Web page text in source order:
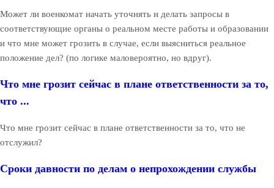
Может ли военкомат начать уточнять и делать запросы в
соответствующие органы о реальном месте работы и образовании
и что мне может грозить в случае, если выясниться реальное
положение дел? (по логике маловероятно, но вдруг).
Что мне грозит сейчас в плане ответственности за то,
что ...
Что мне грозит сейчас в плане ответственности за то, что не
отслужил?
Сроки давности по делам о непрохождении службы